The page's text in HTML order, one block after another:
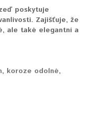
poskytuje
Zajišťuje, že
ale také elegantní a
, koroze odolné,